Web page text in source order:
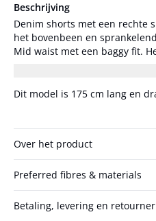
Beschrijving
Denim shorts met een rechte
het bovenbeen en
Mid waist met een baggy fit.
kleiner te nemen voor een
Dit model is 175 cm lang en
Over het product
Preferred fibres & materials
Betaling, levering en